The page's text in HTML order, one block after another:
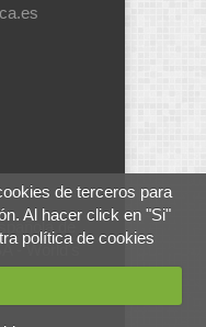
de terceros para
Al hacer click en "Si"
política de cookies
de
- World's